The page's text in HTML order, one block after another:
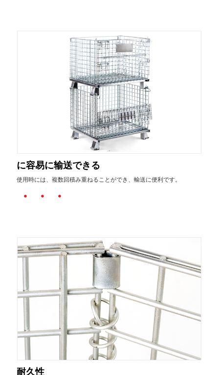
に容易に输送できる
使用時には、複数回積み重ねることができ、輸送に便利です。
・・・
耐久性